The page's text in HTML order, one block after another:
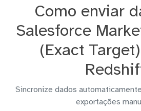
Como enviar
Salesforce
(Exact
Sincronize dados
exportações